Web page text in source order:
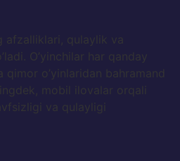
afzalliklari, qulaylik va
O’yinchilar har qanday
o’yinlaridan bahramand
mobil ilovalar orqali
va qulayligi